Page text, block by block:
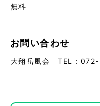
無料
お問い合わせ
大翔岳風会 TEL：